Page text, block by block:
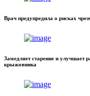
Врач предупредила о рисках
Замедляет старение и улучшает
крыжовника